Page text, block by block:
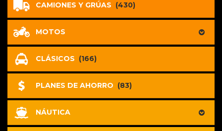
CAMIONES Y GRÚAS (430)
MOTOS
CLÁSICOS (166)
PLANES DE AHORRO (83)
NÁUTICA